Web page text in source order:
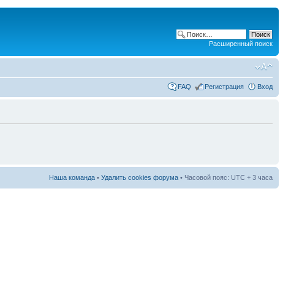
Расширенный поиск
FAQ Регистрация Вход
Наша команда • Удалить cookies форума • Часовой пояс: UTC + 3 часа